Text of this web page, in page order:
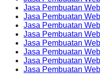
Jasa Pembuatan
Jasa Pembuatan
Jasa Pembuatan
Jasa Pembuatan
Jasa Pembuatan
Jasa Pembuatan
Jasa Pembuatan
Jasa Pembuatan